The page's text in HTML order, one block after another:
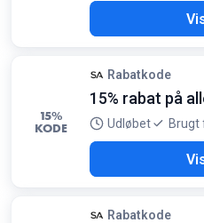
15%
KODE
Rabatkode
15% rabat på
Udløbet Brugt
Rabatkode